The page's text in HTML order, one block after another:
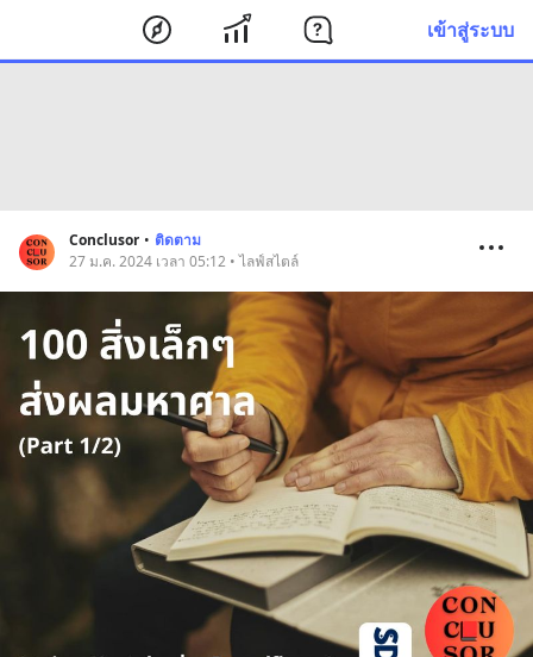
เข้าสู่ระบบ
Conclusor • ติดตาม
27 ม.ค. 2024 เวลา 05:12 • ไลฟ์สไตล์